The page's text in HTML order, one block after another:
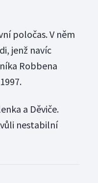
poločas. V něm
jenž navíc
Robbena
a Děviče.
nestabilní